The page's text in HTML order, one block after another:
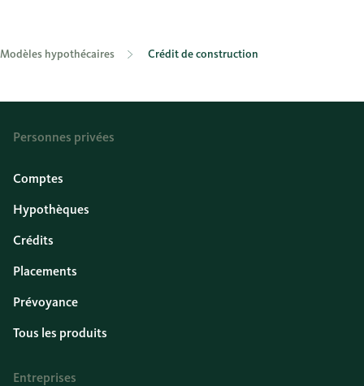
Modèles hypothécaires Crédit de construction
Personnes privées
Comptes
Hypothèques
Crédits
Placements
Prévoyance
Tous les produits
Entreprises